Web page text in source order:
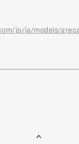
jp/ja/models/